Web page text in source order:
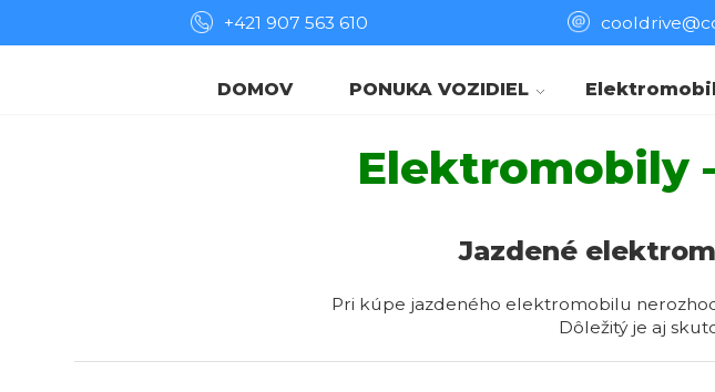
+421 907 563 610
DOMOV PONUKA VOZIDIEL
Elektromobily
Jazdené
Pri kúpe jazdeného elektromobilu
Dôležitý je aj